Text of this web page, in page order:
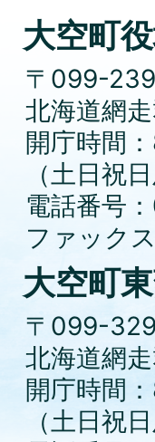
大空町
〒099-
北海道網
開庁時間
（土日祝
電話番号
ファック
大空町
〒099-
北海道網
開庁時間
（土日祝